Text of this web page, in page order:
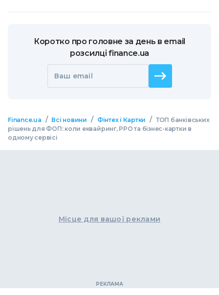
Коротко про головне за день в email
розсилці finance.ua
Ваш email
Finance.ua / Всі новини / Фінтех і Картки / ТОП банківських
рішень для ФОП: коли еквайринг, РРО та бізнес-картки в
одному сервісі
Місце для вашої реклами